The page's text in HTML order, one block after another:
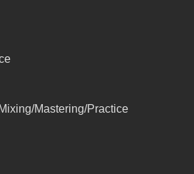
Mastering/Practice